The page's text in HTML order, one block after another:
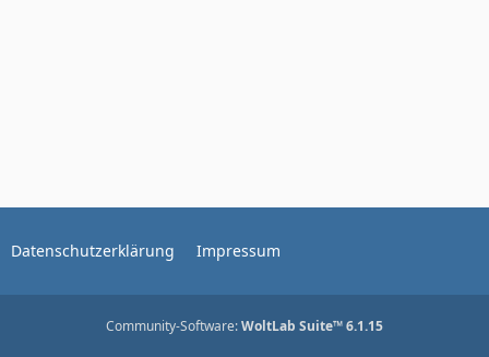
Datenschutzerklärung Impressum
Community-Software:WoltLab Suite™ 6.1.15